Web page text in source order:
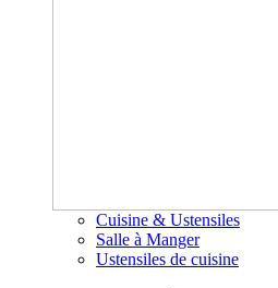
Cuisine & Ustensiles
Salle à Manger
Ustensiles de cuisine